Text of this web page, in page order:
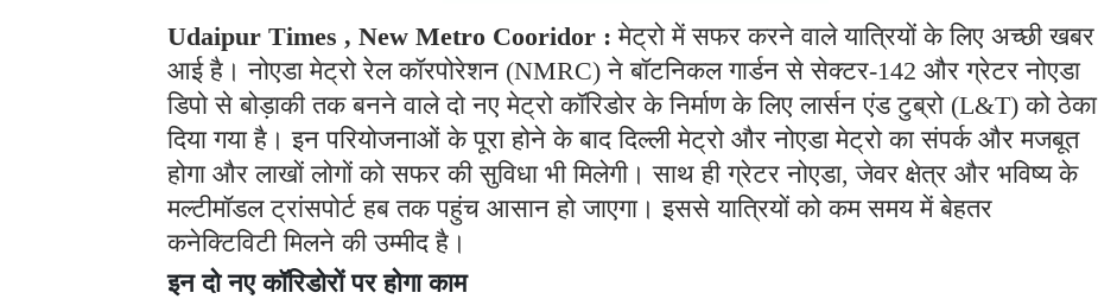
Udaipur Times , New Metro Cooridor : मेट्रो में सफर करने वाले यात्रियों के लिए अच्छी खबर
आई है। नोएडा मेट्रो रेल कॉरपोरेशन (NMRC) ने बॉटनिकल गार्डन से सेक्टर-142 और ग्रेटर नोएडा
डिपो से बोड़ाकी तक बनने वाले दो नए मेट्रो कॉरिडोर के निर्माण के लिए लार्सन एंड टुब्रो (L&T) को ठेका
दिया गया है। इन परियोजनाओं के पूरा होने के बाद दिल्ली मेट्रो और नोएडा मेट्रो का संपर्क और मजबूत
होगा और लाखों लोगों को सफर की सुविधा भी मिलेगी। साथ ही ग्रेटर नोएडा, जेवर क्षेत्र और भविष्य के
मल्टीमॉडल ट्रांसपोर्ट हब तक पहुंच आसान हो जाएगा। इससे यात्रियों को कम समय में बेहतर
कनेक्टिविटी मिलने की उम्मीद है।
इन दो नए कॉरिडोरों पर होगा काम